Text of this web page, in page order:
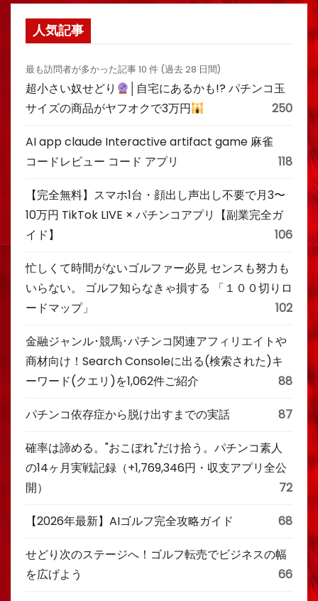
人気記事
最も訪問者が多かった記事 10 件 (過去 28 日間)
超小さい奴せどり
│自宅にあるかも!? パチンコ玉
サイズの商品がヤフオクで3万円
250
AI app claude Interactive artifact game 麻雀
コードレビュー コード アプリ
118
【完全無料】スマホ1台・顔出し声出し不要で月3〜
10万円 TikTok LIVE × パチンコアプリ【副業完全ガ
イド】
106
忙しくて時間がないゴルファー必見 センスも努力も
いらない。 ゴルフ知らなきゃ損する 「１００切りロ
ードマップ」
102
金融ジャンル･競馬･パチンコ関連アフィリエイトや
商材向け！Search Consoleに出る(検索された)キ
ーワード(クエリ)を1,062件ご紹介
88
パチンコ依存症から脱け出すまでの実話 87
確率は諦める。"おこぼれ"だけ拾う。パチンコ素人
の14ヶ月実戦記録（+1,769,346円・収支アプリ全公
開）
72
【2026年最新】AIゴルフ完全攻略ガイド 68
せどり次のステージへ！ゴルフ転売でビジネスの幅
を広げよう
66